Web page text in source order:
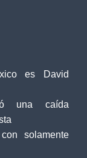
es David
una caída
solamente